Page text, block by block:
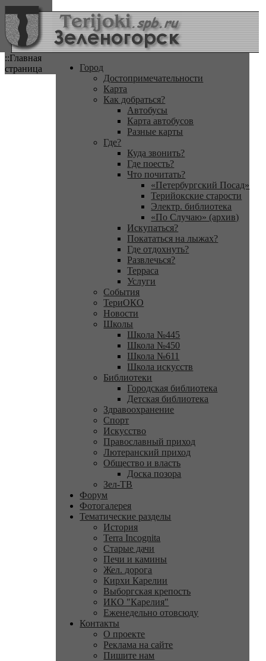
::Главная
страница
Город
Достопримечательности
Карта
Как добраться?
Автобусы
Карта автобусов
Разные карты
Где?
Куда звонить?
Где поесть?
Что почитать?
«Петербургский Посад»
Терийокские старости
Электр. библиотека
«По Случаю» (архив)
Искупаться?
Покататься на лыжах?
Где отдохнуть?
Развлечься?
Терраса
Услуги
События
ТериОКО
Новости
Школы
Школа №445
Школа №450
Школа №611
Школа искусств
Библиотеки
Городская библиотека
Детская библиотека
Здравоохранение
Спорт
Искусство
Православный приход
Лютеранский приход
Общество и власть
Доска позора
Зел-ТВ
Форум
Фотогалерея
Тематические разделы
История
Terra Incognita
Старые дачи
Печи и камины
Жел. дорога
Кирхи Карелии
Выборгская крепость
ИКО "Карелия"
Еженедельно отовсюду
Контакты
О проекте
Реклама на сайте
Пишите нам